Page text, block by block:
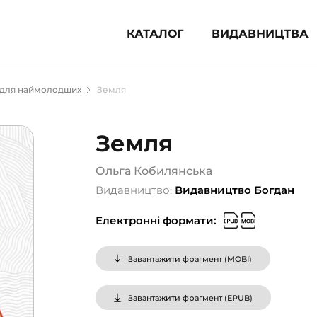
КАТАЛОГ ВИДАВНИЦТВА
література (1854)
для підлітків (240)
популярна література (1015)
література та посібники
довідники, словники
сертифікати (1)
наймолодших Земля
Земля
Ольга Кобилянська
Видавництво: Видавництво Богдан
Електронні формати:
Завантажити фрагмент (MOBI)
Завантажити фрагмент (EPUB)